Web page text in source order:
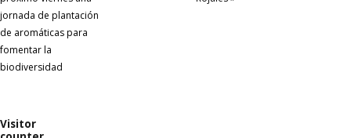
jornada de plantación
de aromáticas para
fomentar la
biodiversidad
Visitor